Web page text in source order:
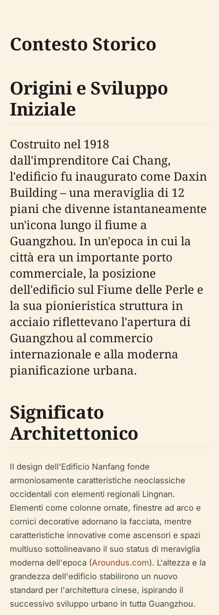
Contesto Storico
Origini e Sviluppo
Iniziale
Costruito nel 1918
dall'imprenditore Cai Chang,
l'edificio fu inaugurato come Daxin
Building – una meraviglia di 12
piani che divenne istantaneamente
un'icona lungo il fiume a
Guangzhou. In un'epoca in cui la
città era un importante porto
commerciale, la posizione
dell'edificio sul Fiume delle Perle e
la sua pionieristica struttura in
acciaio riflettevano l'apertura di
Guangzhou al commercio
internazionale e alla moderna
pianificazione urbana.
Significato
Architettonico
Il design dell'Edificio Nanfang fonde
armoniosamente caratteristiche neoclassiche
occidentali con elementi regionali Lingnan.
Elementi come colonne ornate, finestre ad arco e
cornici decorative adornano la facciata, mentre
caratteristiche innovative come ascensori e spazi
multiuso sottolineavano il suo status di meraviglia
moderna dell'epoca (Aroundus.com). L'altezza e la
grandezza dell'edificio stabilirono un nuovo
standard per l'architettura cinese, ispirando il
successivo sviluppo urbano in tutta Guangzhou.